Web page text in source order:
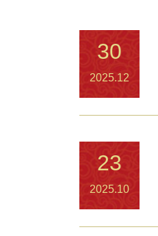
30
2025.12
23
2025.10